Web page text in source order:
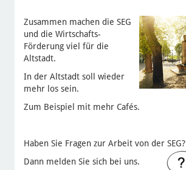
Zusammen machen die SEG
und die Wirtschafts-
Förderung viel für die
Altstadt.
In der Altstadt soll wieder
mehr los sein.
Zum Beispiel mit mehr Cafés.
Haben Sie Fragen zur Arbeit von der SEG?
Dann melden Sie sich bei uns.